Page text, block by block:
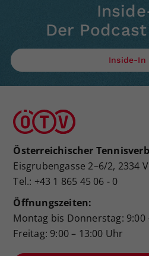
Der
Inside-In
Österreichischer
Eisgrubengasse 2–6/2, 2334
Tel.: +43 1 865 45 06 - 0
Öffnungszeiten:
Montag bis Donnerstag: 9:00
Freitag: 9:00 – 13:00 Uhr